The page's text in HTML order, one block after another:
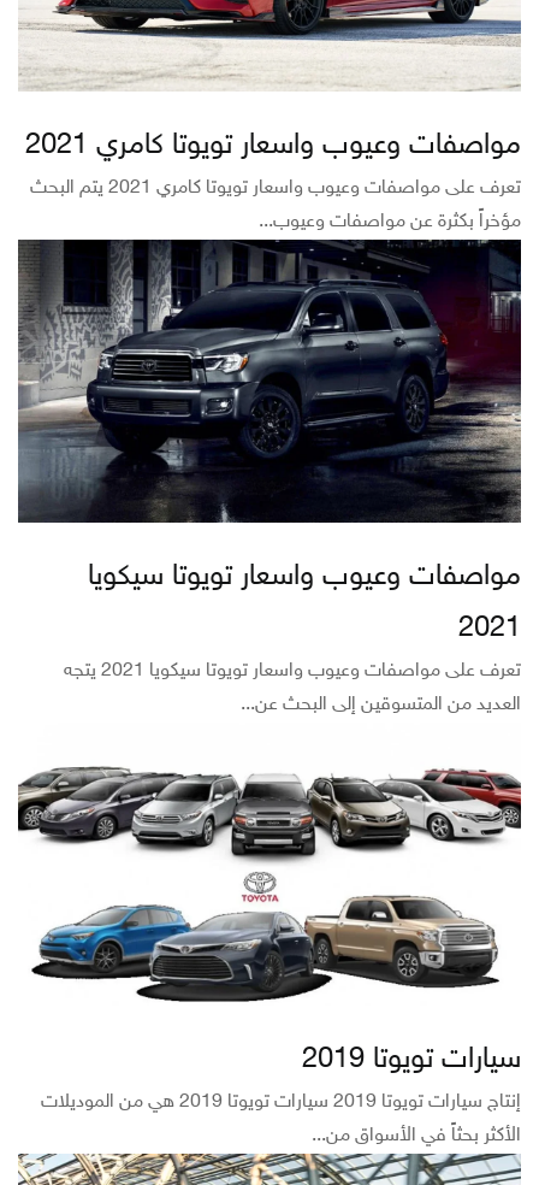
مواصفات وعيوب واسعار تويوتا كامري 2021
تعرف على مواصفات وعيوب واسعار تويوتا كامري 2021 يتم البحث
مؤخراً بكثرة عن مواصفات وعيوب...
مواصفات وعيوب واسعار تويوتا سيكويا
2021
تعرف على مواصفات وعيوب واسعار تويوتا سيكويا 2021 يتجه
العديد من المتسوقين إلى البحث عن...
سيارات تويوتا 2019
إنتاج سيارات تويوتا 2019 سيارات تويوتا 2019 هي من الموديلات
الأكثر بحثاً في الأسواق من...